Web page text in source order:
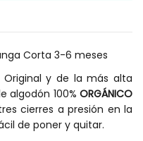
Corta 3-6 meses
y de la más alta
algodón 100% ORGÁNICO
cierres a presión en la
de poner y quitar.